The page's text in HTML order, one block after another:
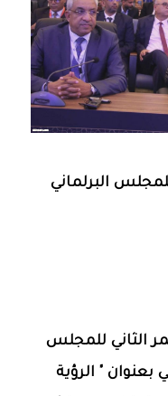
البرلماني
الثاني للمجلس
بعنوان " الرؤية